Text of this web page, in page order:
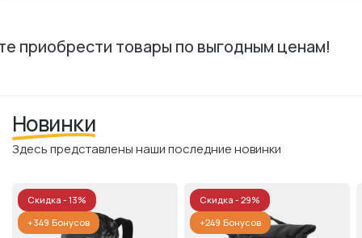
товары по выгодным ценам!
Новинки
Здесь представлены наши последние новинки
Скидка - 13%
+349 Бонусов
Скидка - 29%
+249 Бонусов